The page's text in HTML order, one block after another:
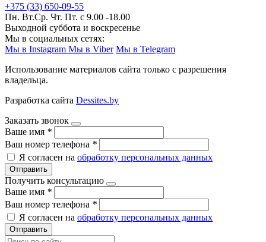
+375 (33) 650-09-55
Пн. Вт.Ср. Чт. Пт. с 9.00 -18.00
Выходной суббота и воскресенье
Мы в социальных сетях:
Мы в Instagram Мы в Viber Мы в Telegram
Использование материалов сайта только с разрешения
владельца.
Разработка сайта Dessites.by
Заказать звонок
Ваше имя *
Ваш номер телефона *
Я согласен на обработку персональных данных
Отправить
Получить консультацию
Ваше имя *
Ваш номер телефона *
Я согласен на обработку персональных данных
Отправить